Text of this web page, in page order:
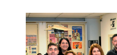
Imagen